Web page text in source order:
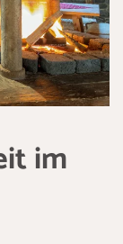
im